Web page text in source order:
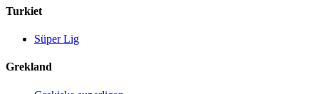
Turkiet
Süper Lig
Grekland